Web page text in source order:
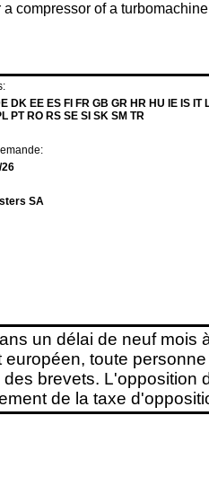
compressor of a turbomachine
DK EE ES FI FR GB GR HR HU IE IS IT
PT RO RS SE SI SK SM TR
SA
un délai de neuf
toute
brevets. L'opposition
de la taxe